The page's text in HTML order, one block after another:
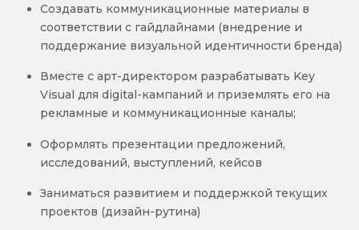
Создавать коммуникационные материалы в
соответствии с гайдлайнами (внедрение и
поддержание визуальной идентичности бренда)
Вместе с арт-директором разрабатывать Key
Visual для digital-кампаний и приземлять его на
рекламные и коммуникационные каналы;
Оформлять презентации предложений,
исследований, выступлений, кейсов
Заниматься развитием и поддержкой текущих
проектов (дизайн-рутина)